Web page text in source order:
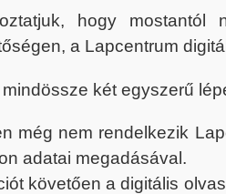
hogy mostantól
a Lapcentrum
két egyszerű
még nem rendelkezik
adatai megadásával.
követően a digitális